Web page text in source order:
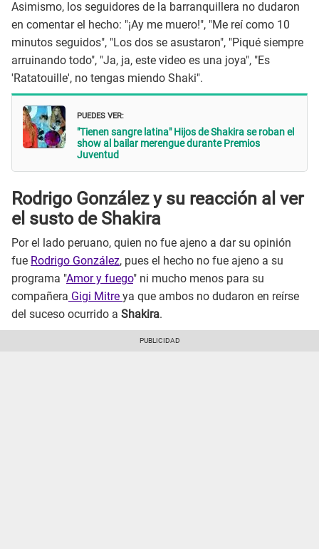
Asimismo, los seguidores de la barranquillera no dudaron
en comentar el hecho: "¡Ay me muero!", "Me reí como 10
minutos seguidos", "Los dos se asustaron", "Piqué siempre
arruinando todo", "Ja, ja, este video es una joya", "Es
'Ratatouille', no tengas miendo Shaki".
PUEDES VER:
"Tienen sangre latina" Hijos de Shakira se roban el
show al bailar merengue durante Premios
Juventud
Rodrigo González y su reacción al ver
el susto de Shakira
Por el lado peruano, quien no fue ajeno a dar su opinión
fue Rodrigo González, pues el hecho no fue ajeno a su
programa "Amor y fuego" ni mucho menos para su
compañera Gigi Mitre ya que ambos no dudaron en reírse
del suceso ocurrido a Shakira.